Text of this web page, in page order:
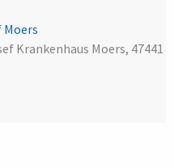
Krankenhaus Moers, 47441